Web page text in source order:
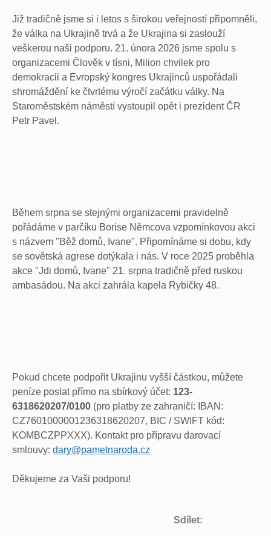
Již tradičně jsme si i letos s širokou veřejností připomněli,
že válka na Ukrajině trvá a že Ukrajina si zaslouží
veškerou naši podporu. 21. února 2026 jsme spolu s
organizacemi Člověk v tísni, Milion chvilek pro
demokracii a Evropský kongres Ukrajinců uspořádali
shromáždění ke čtvrtému výročí začátku války. Na
Staroměstském náměstí vystoupil opět i prezident ČR
Petr Pavel.
Během srpna se stejnými organizacemi pravidelně
pořádáme v parčíku Borise Němcova vzpomínkovou akci
s názvem "Běž domů, Ivane". Připomínáme si dobu, kdy
se sovětská agrese dotýkala i nás. V roce 2025 proběhla
akce "Jdi domů, Ivane" 21. srpna tradičně před ruskou
ambasádou. Na akci zahrála kapela Rybičky 48.
Pokud chcete podpořit Ukrajinu vyšší částkou, můžete
peníze poslat přímo na sbírkový účet: 123-
6318620207/0100 (pro platby ze zahraničí: IBAN:
CZ7601000001236318620207, BIC / SWIFT kód:
KOMBCZPPXXX). Kontakt pro přípravu darovací
smlouvy: dary@pametnaroda.cz
Děkujeme za Vaši podporu!
Sdílet: